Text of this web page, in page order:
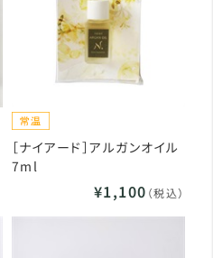
［ナイアード］アルガンオイル
7ml
¥1,100 （税込）